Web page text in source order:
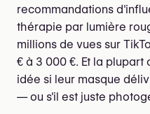
recommandations
thérapie par lumière
millions de vues sur
€ à 3 000 €. Et la plupart
idée si leur masque
— ou s'il est juste